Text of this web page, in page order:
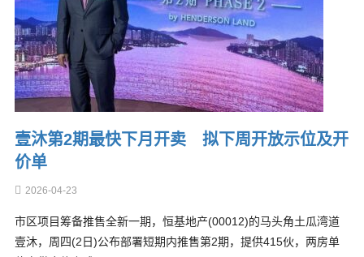
壹沐第2期最快下月开卖 拟下周开放示位及开
价单
2026-04-23
市区项目筹备推售全新一期，恒基地产(00012)的马头角土瓜湾道
壹沐，周四(2日)公布部署短期内推售第2期，提供415伙，两房单